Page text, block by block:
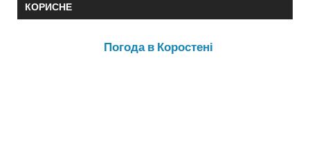
КОРИСНЕ
Погода в Коростені